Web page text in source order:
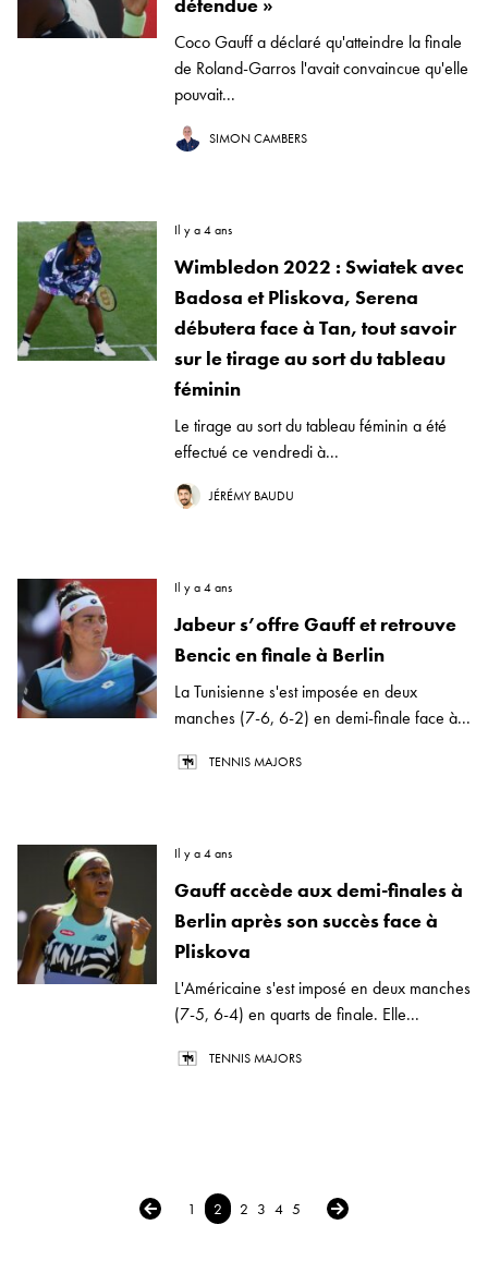
détendue »
Coco Gauff a déclaré qu'atteindre la finale
de Roland-Garros l'avait convaincue qu'elle
pouvait...
SIMON CAMBERS
Il y a 4 ans
Wimbledon 2022 : Swiatek avec
Badosa et Pliskova, Serena
débutera face à Tan, tout savoir
sur le tirage au sort du tableau
féminin
Le tirage au sort du tableau féminin a été
effectué ce vendredi à...
JÉRÉMY BAUDU
Il y a 4 ans
Jabeur s’offre Gauff et retrouve
Bencic en finale à Berlin
La Tunisienne s'est imposée en deux
manches (7-6, 6-2) en demi-finale face à...
TENNIS MAJORS
Il y a 4 ans
Gauff accède aux demi-finales à
Berlin après son succès face à
Pliskova
L'Américaine s'est imposé en deux manches
(7-5, 6-4) en quarts de finale. Elle...
TENNIS MAJORS
← Previous
1 2 2 3 4 5 Next →